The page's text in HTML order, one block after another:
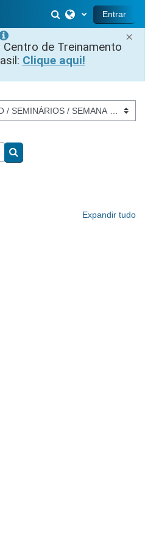
×
de Treinamento
Clique aqui!
Alternar entrada
Entrar
Buscar cursos
Expandir tudo